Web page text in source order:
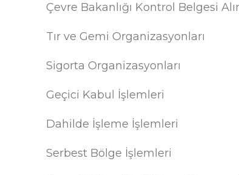
Çevre Bakanlığı Kontrol Belgesi
Tır ve Gemi Organizasyonları
Sigorta Organizasyonları
Geçici Kabul İşlemleri
Dahilde İşleme İşlemleri
Serbest Bölge İşlemleri